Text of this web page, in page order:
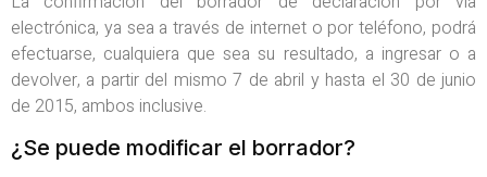
electrónica, ya sea a través de internet o por teléfono, podrá
efectuarse, cualquiera que sea su resultado, a ingresar o a
devolver, a partir del mismo 7 de abril y hasta el 30 de junio
de 2015, ambos inclusive.
¿Se puede modificar el borrador?